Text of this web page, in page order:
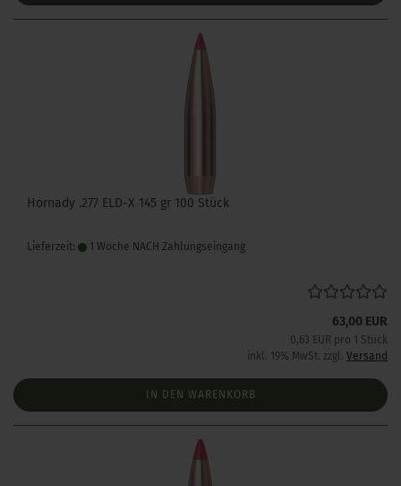
Hornady .277 ELD-X 145 gr 100 Stück
Lieferzeit: 1 Woche NACH Zahlungseingang
63,00 EUR
0,63 EUR pro 1 Stück
inkl. 19% MwSt. zzgl. Versand
IN DEN WARENKORB